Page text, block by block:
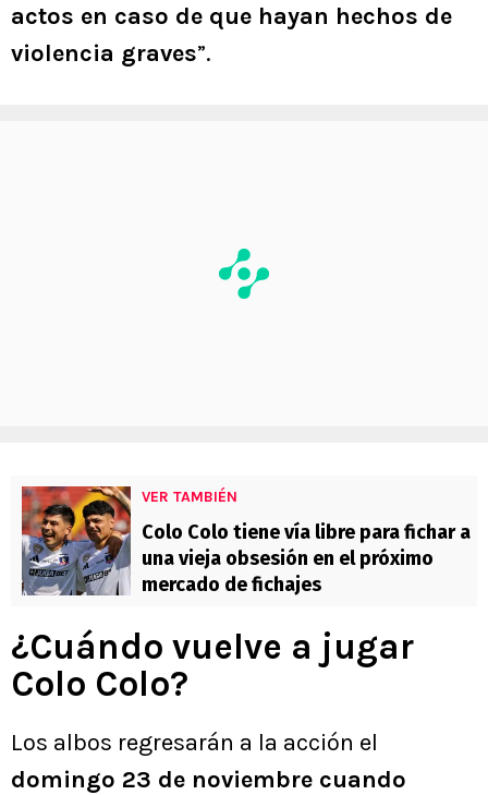
actos en caso de que hayan hechos de
violencia graves”.
VER TAMBIÉN
Colo Colo tiene vía libre para fichar a
una vieja obsesión en el próximo
mercado de fichajes
¿Cuándo vuelve a jugar
Colo Colo?
Los albos regresarán a la acción el
domingo 23 de noviembre cuando